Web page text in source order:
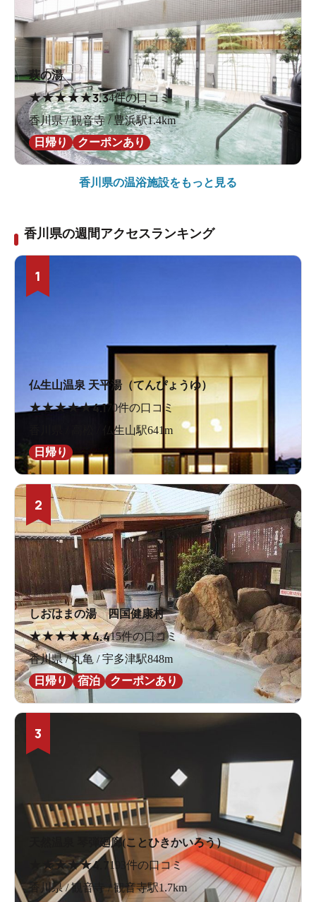
萩の湯
★★★★★3.34件の口コミ
香川県 / 観音寺 / 豊浜駅1.4km
日帰り
クーポンあり
香川県の温浴施設をもっと見る
香川県の週間アクセスランキング
1
仏生山温泉 天平湯（てんぴょうゆ）
★★★★★4.170件の口コミ
香川県 / 高松 / 仏生山駅641m
日帰り
2
しおはまの湯 四国健康村
★★★★★4.415件の口コミ
香川県 / 丸亀 / 宇多津駅848m
日帰り
宿泊 クーポンあり
3
天然温泉 琴弾廻廊(ことひきかいろう）
★★★★4.7193件の口コミ
香川県 / 観音寺 / 観音寺駅1.7km